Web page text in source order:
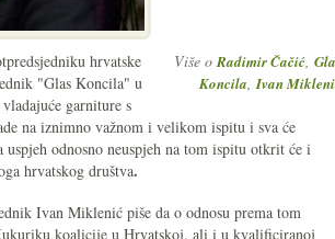
Više oRadimir Čačić,
Koncila,Ivan
hrvatske
"Glas Koncila" u
garniture s
na iznimno važnom i velikom ispitu i sva će
odnosno neuspjeh na tom ispitu otkrit će i
hrvatskog društva.
Ivan Miklenić piše da o odnosu prema tom
koalicije u Hrvatskoj, ali i u kvalificiranoj